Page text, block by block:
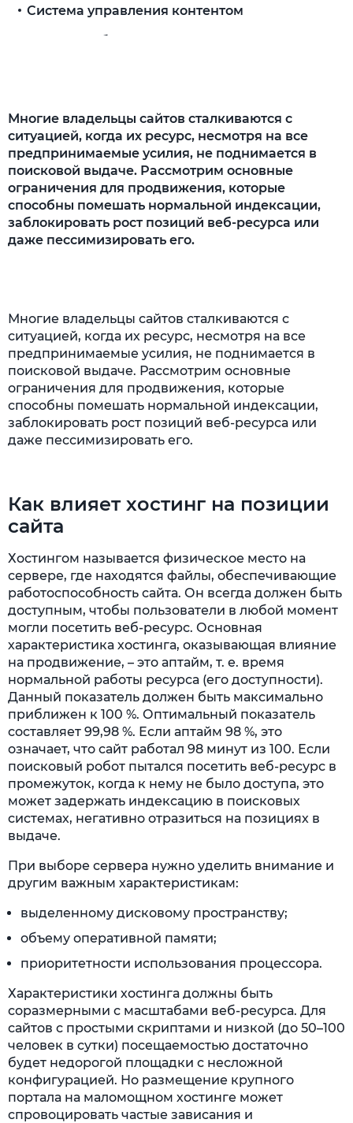
Многие владельцы сайтов сталкиваются с
ситуацией, когда их ресурс, несмотря на все
предпринимаемые усилия, не поднимается в
поисковой выдаче. Рассмотрим основные
ограничения для продвижения, которые
способны помешать нормальной индексации,
заблокировать рост позиций веб-ресурса или
даже пессимизировать его.
Многие владельцы сайтов сталкиваются с
ситуацией, когда их ресурс, несмотря на все
предпринимаемые усилия, не поднимается в
поисковой выдаче. Рассмотрим основные
ограничения для продвижения, которые
способны помешать нормальной индексации,
заблокировать рост позиций веб-ресурса или
даже пессимизировать его.
Как влияет хостинг на позиции
сайта
Хостингом называется физическое место на
сервере, где находятся файлы, обеспечивающие
работоспособность сайта. Он всегда должен быть
доступным, чтобы пользователи в любой момент
могли посетить веб-ресурс. Основная
характеристика хостинга, оказывающая влияние
на продвижение, – это аптайм, т. е. время
нормальной работы ресурса (его доступности).
Данный показатель должен быть максимально
приближен к 100 %. Оптимальный показатель
составляет 99,98 %. Если аптайм 98 %, это
означает, что сайт работал 98 минут из 100. Если
поисковый робот пытался посетить веб-ресурс в
промежуток, когда к нему не было доступа, это
может задержать индексацию в поисковых
системах, негативно отразиться на позициях в
выдаче.
При выборе сервера нужно уделить внимание и
другим важным характеристикам:
выделенному дисковому пространству;
объему оперативной памяти;
приоритетности использования процессора.
Характеристики хостинга должны быть
соразмерными с масштабами веб-ресурса. Для
сайтов с простыми скриптами и низкой (до 50–100
человек в сутки) посещаемостью достаточно
будет недорогой площадки с несложной
конфигурацией. Но размещение крупного
портала на маломощном хостинге может
спровоцировать частые зависания и
Система управления контентом
Возраст веб-ресурса
Как сделать качественное наполнение
сайта
Как влияет региональность на продвижение
Соответствие тематики ресурса запросам
Большое количество запросов
Неглавное зеркало
Неработоспособность сайта и поражение
вирусами
Малоинформативная главная страница
Frame, Flash, Parallax
поддомена
Наличие материалов, запрещенных к
Резюме